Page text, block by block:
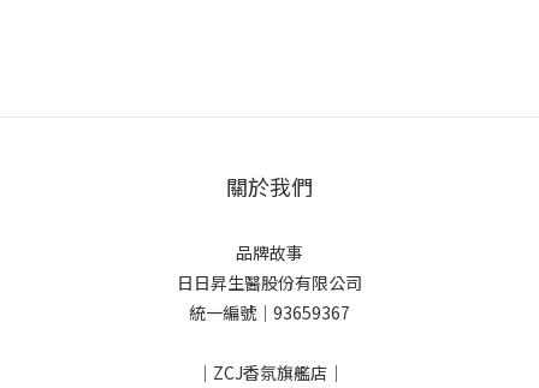
關於我們
品牌故事
日日昇生醫股份有限公司
統一編號｜93659367
｜ZCJ香氛旗艦店｜